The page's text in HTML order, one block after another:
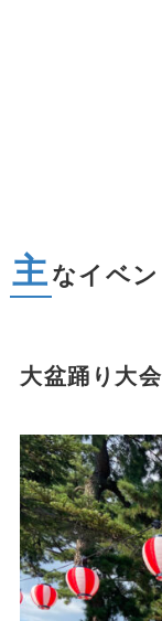
主 なイベン
大盆踊り大会